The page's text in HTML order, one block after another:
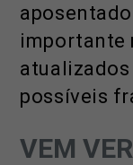
importante
possíveis
VEM